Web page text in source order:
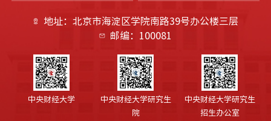
地址：北京市海淀区学院南路39号办公楼三层
邮编：100081
中央财经大学
中央财经大学研究生
院
中央财经大学研究生
招生办公室